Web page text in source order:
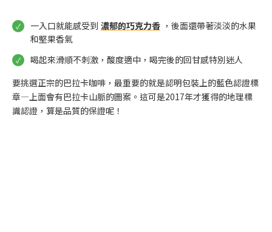
一入口就能感受到 濃郁的巧克力香 ，後面還帶著淡淡的水果
和堅果香氣
喝起來滑順不刺激，酸度適中，喝完後的回甘感特別迷人
要挑選正宗的巴拉卡咖啡，最重要的就是認明包裝上的藍色認證標
章—上面會有巴拉卡山脈的圖案。這可是2017年才獲得的地理標
識認證，算是品質的保證呢！